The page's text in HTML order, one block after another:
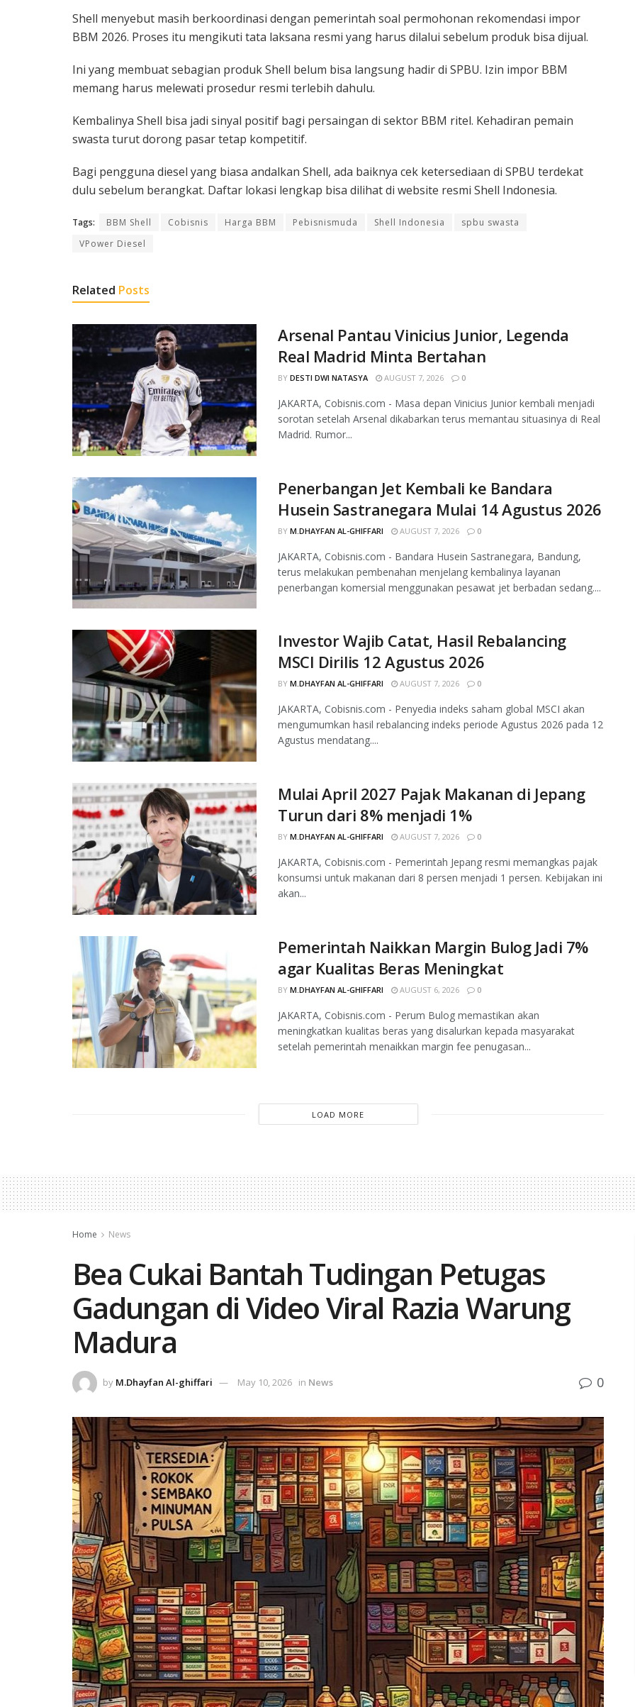
Shell menyebut masih berkoordinasi dengan pemerintah soal permohonan rekomendasi impor
BBM 2026. Proses itu mengikuti tata laksana resmi yang harus dilalui sebelum produk bisa dijual.
Ini yang membuat sebagian produk Shell belum bisa langsung hadir di SPBU. Izin impor BBM
memang harus melewati prosedur resmi terlebih dahulu.
Kembalinya Shell bisa jadi sinyal positif bagi persaingan di sektor BBM ritel. Kehadiran pemain
swasta turut dorong pasar tetap kompetitif.
Bagi pengguna diesel yang biasa andalkan Shell, ada baiknya cek ketersediaan di SPBU terdekat
dulu sebelum berangkat. Daftar lokasi lengkap bisa dilihat di website resmi Shell Indonesia.
Tags: BBM Shell Cobisnis Harga BBM Pebisnismuda Shell Indonesia
spbu swasta
VPower Diesel
Related Posts
Arsenal Pantau Vinicius Junior, Legenda
Real Madrid Minta Bertahan
BY DESTI DWI NATASYA AUGUST 7, 2026 0
JAKARTA, Cobisnis.com - Masa depan Vinicius Junior kembali menjadi
sorotan setelah Arsenal dikabarkan terus memantau situasinya di Real
Madrid. Rumor...
Penerbangan Jet Kembali ke Bandara
Husein Sastranegara Mulai 14 Agustus 2026
BY M.DHAYFAN AL-GHIFFARI AUGUST 7, 2026 0
JAKARTA, Cobisnis.com - Bandara Husein Sastranegara, Bandung,
terus melakukan pembenahan menjelang kembalinya layanan
penerbangan komersial menggunakan pesawat jet berbadan sedang....
Investor Wajib Catat, Hasil Rebalancing
MSCI Dirilis 12 Agustus 2026
BY M.DHAYFAN AL-GHIFFARI AUGUST 7, 2026 0
JAKARTA, Cobisnis.com - Penyedia indeks saham global MSCI akan
mengumumkan hasil rebalancing indeks periode Agustus 2026 pada 12
Agustus mendatang....
Mulai April 2027 Pajak Makanan di Jepang
Turun dari 8% menjadi 1%
BY M.DHAYFAN AL-GHIFFARI AUGUST 7, 2026 0
JAKARTA, Cobisnis.com - Pemerintah Jepang resmi memangkas pajak
konsumsi untuk makanan dari 8 persen menjadi 1 persen. Kebijakan ini
akan...
Pemerintah Naikkan Margin Bulog Jadi 7%
agar Kualitas Beras Meningkat
BY M.DHAYFAN AL-GHIFFARI AUGUST 6, 2026 0
JAKARTA, Cobisnis.com - Perum Bulog memastikan akan
meningkatkan kualitas beras yang disalurkan kepada masyarakat
setelah pemerintah menaikkan margin fee penugasan...
LOAD MORE
Home News
Bea Cukai Bantah Tudingan Petugas
Gadungan di Video Viral Razia Warung
Madura
by M.Dhayfan Al-ghiffari May 10, 2026 in News 0